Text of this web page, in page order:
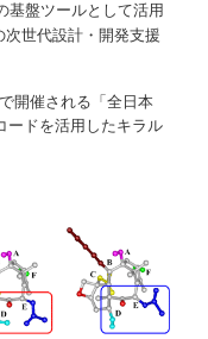
基盤ツールとして活用
次世代設計・開発支援
開催される「全日本
ードを活用したキラル